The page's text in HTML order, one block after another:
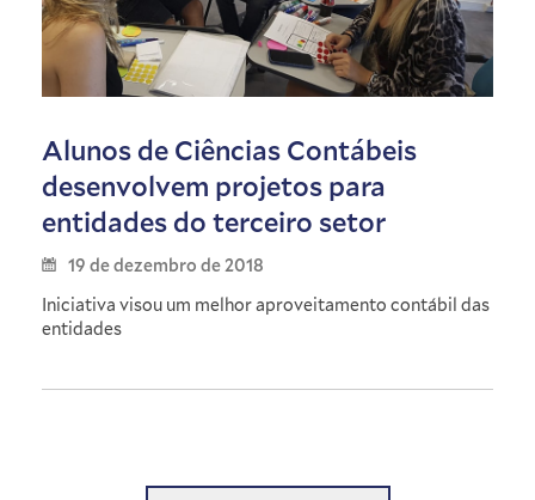
Alunos de Ciências Contábeis
desenvolvem projetos para
entidades do terceiro setor
19 de dezembro de 2018
Iniciativa visou um melhor aproveitamento contábil das
entidades